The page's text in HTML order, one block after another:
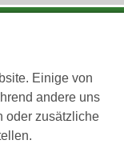
Einige von
andere uns
oder zusätzliche